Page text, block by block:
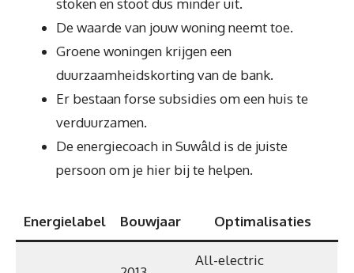
stoken en stoot dus minder uit.
De waarde van jouw woning neemt toe.
Groene woningen krijgen een
duurzaamheidskorting van de bank.
Er bestaan forse subsidies om een huis te
verduurzamen.
De energiecoach in Suwâld is de juiste
persoon om je hier bij te helpen.
Energielabel Bouwjaar Optimalisaties
All-electric